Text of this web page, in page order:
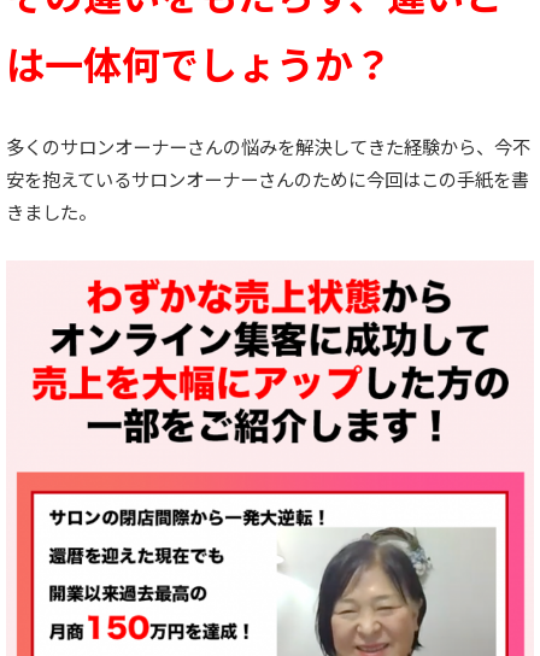
は一体何でしょうか？
多くのサロンオーナーさんの悩みを解決してきた経験から、今不
安を抱えているサロンオーナーさんのために今回はこの手紙を書
きました。